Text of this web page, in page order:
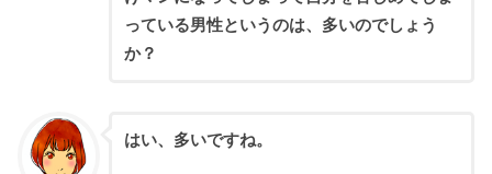
っている男性というのは、多いのでしょう
か？
はい、多いですね。